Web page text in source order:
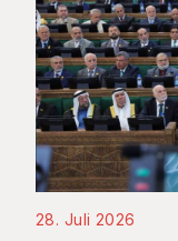
28. Juli 2026